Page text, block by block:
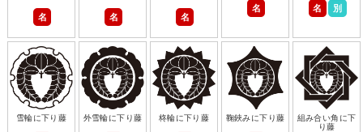
名 名 名
名 名 別
雪輪に下り藤 外雪輪に下り藤 柊輪に下り藤 鞠鋏みに下り藤
組み合い角に下
り藤